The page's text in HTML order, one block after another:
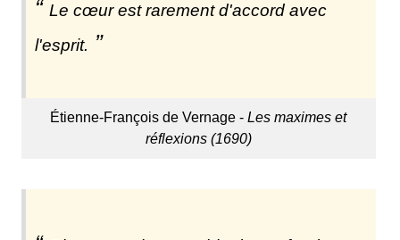
Le cœur est rarement d'accord avec
l'esprit.
Étienne-François de Vernage -Les maximes et
réflexions (1690)